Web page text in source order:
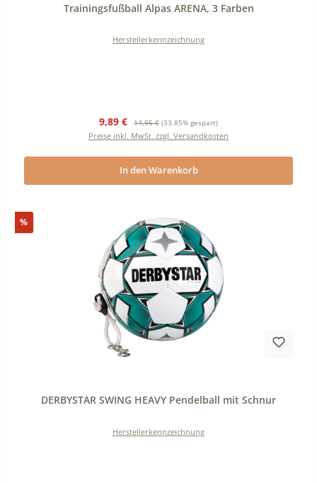
Trainingsfußball Alpas ARENA, 3 Farben
Herstellerkennzeichnung
Verkaufspreis:
9,89 € Regulärer Preis:
14,95 € (33.85% gespart)
Preise inkl. MwSt. zzgl. Versandkosten
In den Warenkorb
%Rabatt
DERBYSTAR SWING HEAVY Pendelball mit Schnur
Herstellerkennzeichnung